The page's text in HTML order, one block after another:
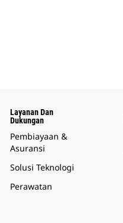
Layanan Dan
Dukungan
Pembiayaan &
Asuransi
Solusi Teknologi
Perawatan